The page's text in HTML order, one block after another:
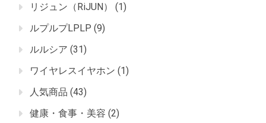
リジュン（RiJUN）
(1)
ルプルプLPLP (9)
ルルシア (31)
ワイヤレスイヤホン (1)
人気商品 (43)
健康・食事・美容 (2)